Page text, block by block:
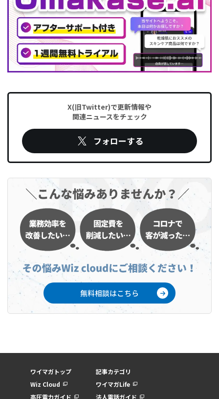
X(旧Twitter)で更新情報や
関連ニュースをチェック
フォローする
無料相談はこちら
ワイマガトップ
記事カテゴリ
Wiz Cloud
ワイマガLife
高圧電力ガイド
法人電話ガイド